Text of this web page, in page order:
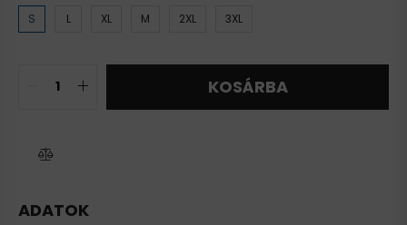
S L XL M 2XL 3XL
KOSÁRBA
ADATOK